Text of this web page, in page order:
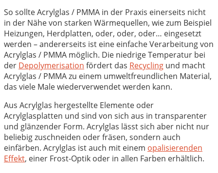
So sollte Acrylglas / PMMA in der Praxis einerseits nicht
in der Nähe von starken Wärmequellen, wie zum Beispiel
Heizungen, Herdplatten, oder, oder, oder… eingesetzt
werden – andererseits ist eine einfache Verarbeitung von
Acrylglas / PMMA möglich. Die niedrige Temperatur bei
der Depolymerisation fördert das Recycling und macht
Acrylglas / PMMA zu einem umweltfreundlichen Material,
das viele Male wiederverwendet werden kann.
Aus Acrylglas hergestellte Elemente oder
Acrylglasplatten und sind von sich aus in transparenter
und glänzender Form. Acrylglas lässt sich aber nicht nur
beliebig zuschneiden oder fräsen, sondern auch
einfärben. Acrylglas ist auch mit einem opalisierenden
Effekt, einer Frost-Optik oder in allen Farben erhältlich.